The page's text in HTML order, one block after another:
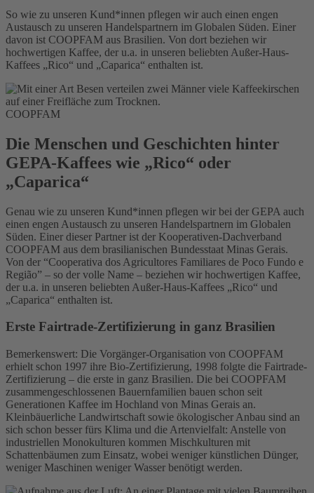
So wie zu unseren Kund*innen pflegen wir auch einen engen
Austausch zu unseren Handelspartnern im Globalen Süden. Einer
davon ist COOPFAM aus Brasilien. Von dort beziehen wir
hochwertigen Kaffee, der u.a. in unseren beliebten Außer-Haus-
Kaffees „Rico“ und „Caparica“ enthalten ist.
COOPFAM
Die Menschen und Geschichten hinter
GEPA-Kaffees wie „Rico“ oder
„Caparica“
Genau wie zu unseren Kund*innen pflegen wir bei der GEPA auch
einen engen Austausch zu unseren Handelspartnern im Globalen
Süden. Einer dieser Partner ist der Kooperativen-Dachverband
COOPFAM aus dem brasilianischen Bundesstaat Minas Gerais.
Von der “Cooperativa dos Agricultores Familiares de Poco Fundo e
Região” – so der volle Name – beziehen wir hochwertigen Kaffee,
der u.a. in unseren beliebten Außer-Haus-Kaffees „Rico“ und
„Caparica“ enthalten ist.
Erste Fairtrade-Zertifizierung in ganz Brasilien
Bemerkenswert: Die Vorgänger-Organisation von COOPFAM
erhielt schon 1997 ihre Bio-Zertifizierung, 1998 folgte die Fairtrade-
Zertifizierung – die erste in ganz Brasilien. Die bei COOPFAM
zusammengeschlossenen Bauernfamilien bauen schon seit
Generationen Kaffee im Hochland von Minas Gerais an.
Kleinbäuerliche Landwirtschaft sowie ökologischer Anbau sind an
sich schon besser fürs Klima und die Artenvielfalt: Anstelle von
industriellen Monokulturen kommen Mischkulturen mit
Schattenbäumen zum Einsatz, wobei weniger künstlichen Dünger,
weniger Maschinen weniger Wasser benötigt werden.